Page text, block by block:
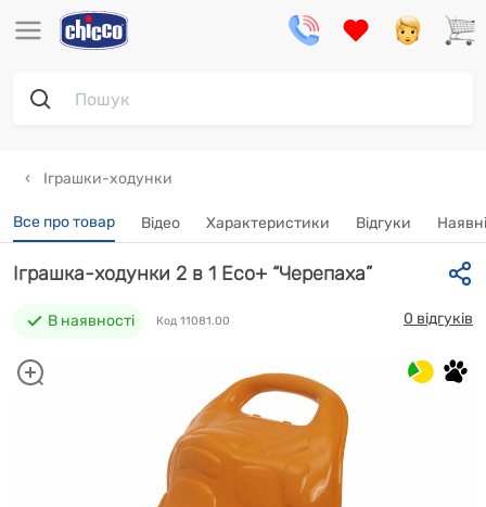
Іграшки-ходунки
Все про товар Відео Характеристики Відгуки
Іграшка-ходунки 2 в 1 Eco+ “Черепаха”
В наявності Код 11081.00 0 відгуків